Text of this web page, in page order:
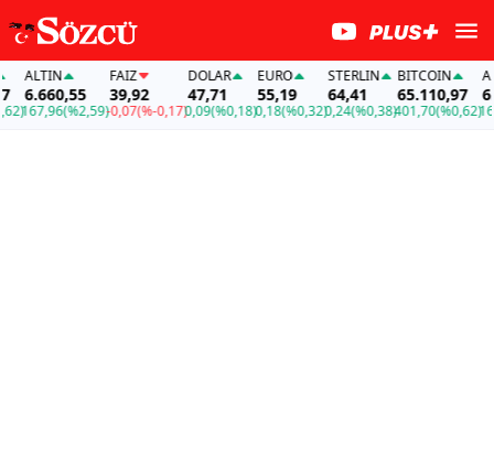
ALTIN
6.660,55
167,96(%2,59)
FAİZ
39,92
-0,07(%-0,17)
DOLAR
47,71
0,09(%0,18)
EURO
55,19
0,18(%0,32)
STERLIN
64,41
0,24(%0,38)
BITCOIN
65.110,97
401,70(%0,62)